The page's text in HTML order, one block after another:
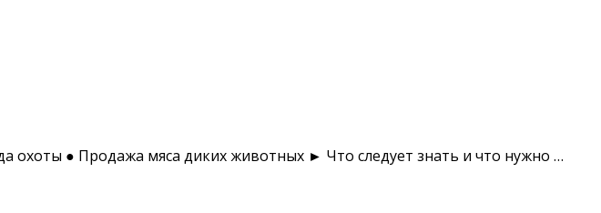
охоты ● Продажа мяса диких животных ► Что следует знать и что нужно …